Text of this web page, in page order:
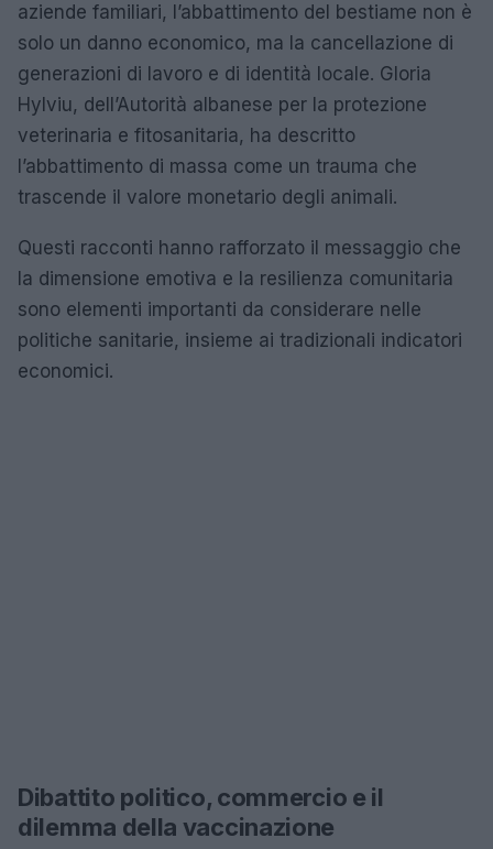
aziende familiari, l’abbattimento del bestiame non è
solo un danno economico, ma la cancellazione di
generazioni di lavoro e di identità locale. Gloria
Hylviu, dell’Autorità albanese per la protezione
veterinaria e fitosanitaria, ha descritto
l’abbattimento di massa come un trauma che
trascende il valore monetario degli animali.
Questi racconti hanno rafforzato il messaggio che
la dimensione emotiva e la resilienza comunitaria
sono elementi importanti da considerare nelle
politiche sanitarie, insieme ai tradizionali indicatori
economici.
Dibattito politico, commercio e il
dilemma della vaccinazione